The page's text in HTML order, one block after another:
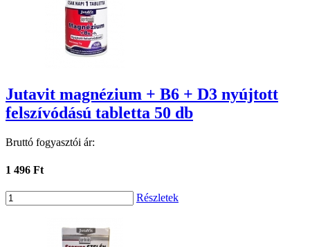
Jutavit magnézium + B6 + D3 nyújtott
felszívódású tabletta 50 db
Bruttó fogyasztói ár:
1 496 Ft
Részletek